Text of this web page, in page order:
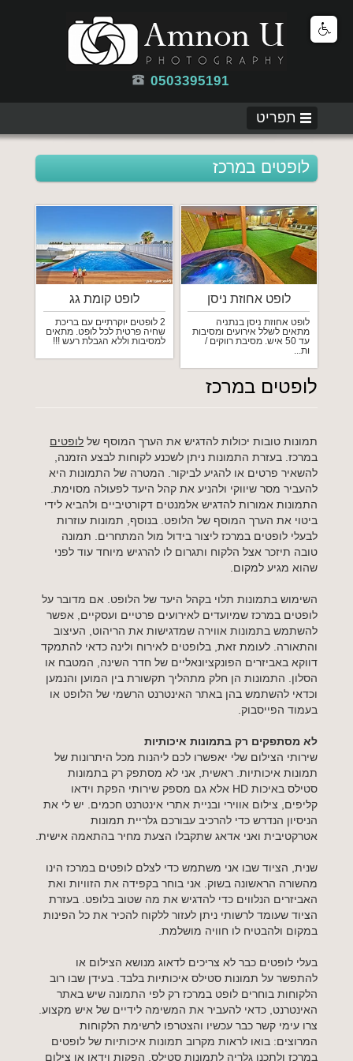
0503395191
תפריט
לופטים במרכז
לופט אחוזת ניסן
לופט אחוזת ניסן בנתניה
מתאים לשלל אירועים ומסיבות
עד 50 איש. מסיבת רווקים /
ות...
לופט קומת גג
2 לופטים יוקרתיים עם בריכת
שחיה פרטית לכל לופט. מתאים
למסיבות וללא הגבלת רעש !!!
לופטים במרכז
תמונות טובות יכולות להדגיש את הערך המוסף של לופטים
במרכז. בעזרת התמונות ניתן לשכנע לקוחות לבצע הזמנה,
להשאיר פרטים או להגיע לביקור. המטרה של התמונות היא
להעביר מסר שיווקי ולהניע את קהל היעד לפעולה מסוימת.
התמונות אמורות להדגיש אלמנטים דקורטיביים ולהביא לידי
ביטוי את הערך המוסף של הלופט. בנוסף, תמונות עוזרות
לבעלי לופטים במרכז ליצור בידול מול המתחרים. תמונה
טובה תיזכר אצל הלקוח ותגרום לו להרגיש מיוחד עוד לפני
שהוא מגיע למקום.
השימוש בתמונות תלוי בקהל היעד של הלופט. אם מדובר על
לופטים במרכז שמיועדים לאירועים פרטיים ועסקיים, אפשר
להשתמש בתמונות אווירה שמדגישות את הריהוט, העיצוב
והתאורה. לעומת זאת, בלופטים לאירוח ולינה כדאי להתמקד
דווקא באביזרים הפונקציונאליים של חדר השינה, המטבח או
הסלון. התמונות הן חלק מתהליך תקשורת בין המוען והנמען
וכדאי להשתמש בהן באתר האינטרנט הרשמי של הלופט או
בעמוד הפייסבוק.
לא מסתפקים רק בתמונות איכותיות
שירותי הצילום שלי יאפשרו לכם ליהנות מכל היתרונות של
תמונות איכותיות. ראשית, אני לא מסתפק רק בתמונות
סטילס באיכות HD אלא גם מספק שירותי הפקת וידאו
קליפים, צילום אווירי ובניית אתרי אינטרנט חכמים. יש לי את
הניסיון הנדרש כדי להרכיב עבורכם גלריית תמונות
אטרקטיבית ואני אדאג שתקבלו הצעת מחיר בהתאמה אישית.
שנית, הציוד שבו אני משתמש כדי לצלם לופטים במרכז הינו
מהשורה הראשונה בשוק. אני בוחר בקפידה את הזוויות ואת
האביזרים הנלווים כדי להדגיש את מה שטוב בלופט. בעזרת
הציוד שעומד לרשותי ניתן לעזור ללקוח להכיר את כל הפינות
במקום ולהבטיח לו חוויה מושלמת.
בעלי לופטים כבר לא צריכים לדאוג מנושא הצילום או
להתפשר על תמונות סטילס איכותיות בלבד. בעידן שבו רוב
הלקוחות בוחרים לופט במרכז רק לפי התמונה שיש באתר
האינטרנט, כדאי להעביר את המשימה לידיים של איש מקצוע.
צרו עימי קשר כבר עכשיו והצטרפו לרשימת הלקוחות
המרוצים: בואו לראות מקרוב תמונות איכותיות של לופטים
במרכז ולתכנן גלריה לתמונות סטילס, הפקות וידאו או צילום